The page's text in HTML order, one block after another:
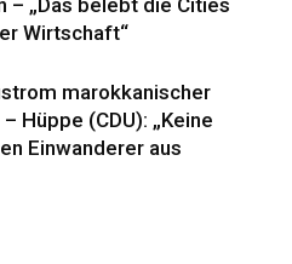
– „Das belebt die Cities
Wirtschaft“
marokkanischer
Hüppe (CDU): „Keine
Einwanderer aus